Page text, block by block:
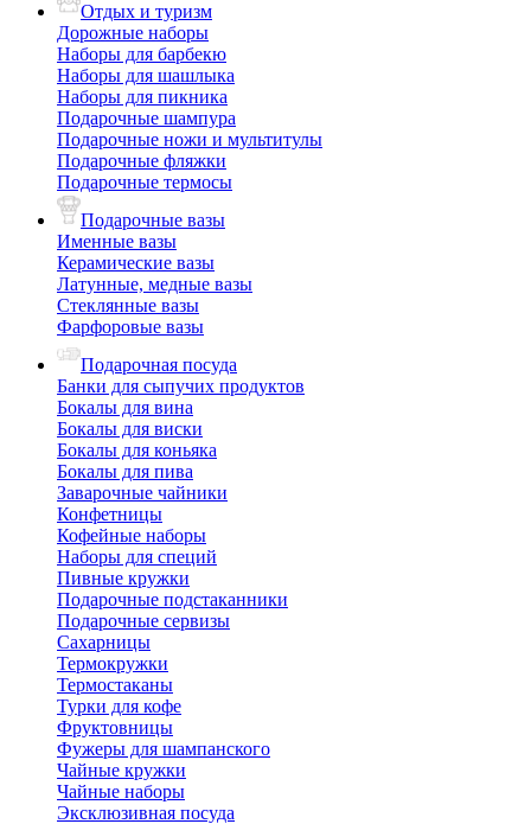
Отдых и туризм
Дорожные наборы
Наборы для барбекю
Наборы для шашлыка
Наборы для пикника
Подарочные шампура
Подарочные ножи и мультитулы
Подарочные фляжки
Подарочные термосы
Подарочные вазы
Именные вазы
Керамические вазы
Латунные, медные вазы
Стеклянные вазы
Фарфоровые вазы
Подарочная посуда
Банки для сыпучих продуктов
Бокалы для вина
Бокалы для виски
Бокалы для коньяка
Бокалы для пива
Заварочные чайники
Конфетницы
Кофейные наборы
Наборы для специй
Пивные кружки
Подарочные подстаканники
Подарочные сервизы
Сахарницы
Термокружки
Термостаканы
Турки для кофе
Фруктовницы
Фужеры для шампанского
Чайные кружки
Чайные наборы
Эксклюзивная посуда